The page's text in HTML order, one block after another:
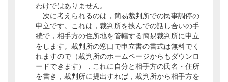
わけではありません。
次に考えられるのは，簡易裁判所での民事調停の
申立です。これは，裁判所を挟んでの話し合いの手
続で，相手方の住所地を管轄する簡易裁判所に申立
をします。裁判所の窓口で申立書の書式は無料でく
れますので（裁判所のホームページからもダウンロ
ードできます），これに自分と相手方の氏名・住所
を書き，裁判所に提出すれば，裁判所から相手方を